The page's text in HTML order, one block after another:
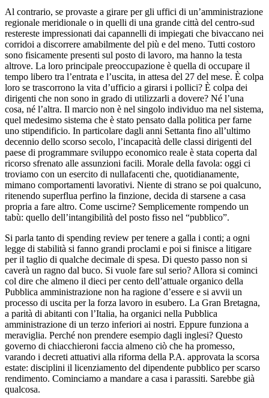
Al contrario, se provaste a girare per gli uffici di un’amministrazione
regionale meridionale o in quelli di una grande città del centro-sud
restereste impressionati dai capannelli di impiegati che bivaccano nei
corridoi a discorrere amabilmente del più e del meno. Tutti costoro
sono fisicamente presenti sul posto di lavoro, ma hanno la testa
altrove. La loro principale preoccupazione è quella di occupare il
tempo libero tra l’entrata e l’uscita, in attesa del 27 del mese. È colpa
loro se trascorrono la vita d’ufficio a girarsi i pollici? È colpa dei
dirigenti che non sono in grado di utilizzarli a dovere? Né l’una
cosa, né l’altra. Il marcio non è nel singolo individuo ma nel sistema,
quel medesimo sistema che è stato pensato dalla politica per farne
uno stipendificio. In particolare dagli anni Settanta fino all’ultimo
decennio dello scorso secolo, l’incapacità delle classi dirigenti del
paese di programmare sviluppo economico reale è stata coperta dal
ricorso sfrenato alle assunzioni facili. Morale della favola: oggi ci
troviamo con un esercito di nullafacenti che, quotidianamente,
mimano comportamenti lavorativi. Niente di strano se poi qualcuno,
ritenendo superflua perfino la finzione, decida di starsene a casa
propria a fare altro. Come uscirne? Semplicemente rompendo un
tabù: quello dell’intangibilità del posto fisso nel “pubblico”.
Si parla tanto di spending review per tenere a galla i conti; a ogni
legge di stabilità si fanno grandi proclami e poi si finisce a litigare
per il taglio di qualche decimale di spesa. Di questo passo non si
caverà un ragno dal buco. Si vuole fare sul serio? Allora si cominci
col dire che almeno il dieci per cento dell’attuale organico della
Pubblica amministrazione non ha ragione d’essere e si avvii un
processo di uscita per la forza lavoro in esubero. La Gran Bretagna,
a parità di abitanti con l’Italia, ha organici nella Pubblica
amministrazione di un terzo inferiori ai nostri. Eppure funziona a
meraviglia. Perché non prendere esempio dagli inglesi? Questo
governo di chiacchieroni faccia almeno ciò che ha promesso,
varando i decreti attuativi alla riforma della P.A. approvata la scorsa
estate: disciplini il licenziamento del dipendente pubblico per scarso
rendimento. Cominciamo a mandare a casa i parassiti. Sarebbe già
qualcosa.